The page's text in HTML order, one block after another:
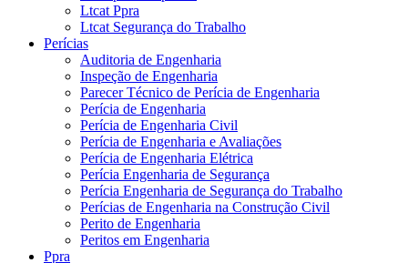
Ltcat Ppra
Ltcat Segurança do Trabalho
Perícias
Auditoria de Engenharia
Inspeção de Engenharia
Parecer Técnico de Perícia de Engenharia
Perícia de Engenharia
Perícia de Engenharia Civil
Perícia de Engenharia e Avaliações
Perícia de Engenharia Elétrica
Perícia Engenharia de Segurança
Perícia Engenharia de Segurança do Trabalho
Perícias de Engenharia na Construção Civil
Perito de Engenharia
Peritos em Engenharia
Ppra